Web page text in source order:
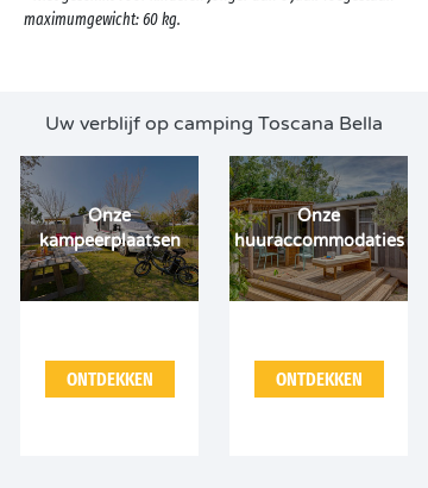
maximumgewicht: 60 kg.
Uw verblijf op camping Toscana Bella
Onze
kampeerplaatsen
ONTDEKKEN
Onze
huuraccommodaties
ONTDEKKEN